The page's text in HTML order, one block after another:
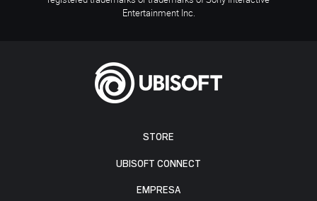
STORE
UBISOFT CONNECT
EMPRESA
Entertainment Inc.